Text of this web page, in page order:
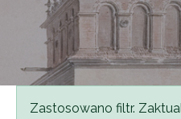
Komunikat
Zastosowano filtr.